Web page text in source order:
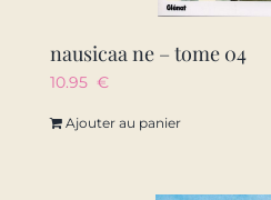
nausicaa ne – tome 04
10.95 €
Ajouter au panier